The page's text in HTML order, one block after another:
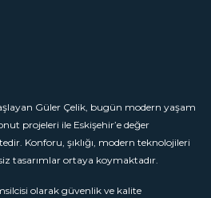
Güler Çelik, bugün modern yaşam
projeleri ile Eskişehir’e değer
Konforu, şıklığı, modern teknolojileri
tasarımlar ortaya koymaktadır.
olarak güvenlik ve kalite